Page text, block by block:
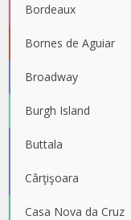
Bordeaux
Bornes de Aguiar
Broadway
Burgh Island
Buttala
Cârţişoara
Casa Nova da Cruz